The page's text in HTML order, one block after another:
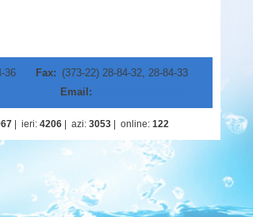
36 Fax: (373-22) 28-84-32, 28-84-33
Email:
ieri: 4206 azi: 3053 online: 122